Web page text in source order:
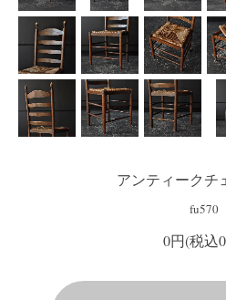
アンティークチ
fu570
0円(税込